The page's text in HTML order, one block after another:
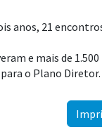
anos, 21
e mais de 1.500
o Plano Diretor.